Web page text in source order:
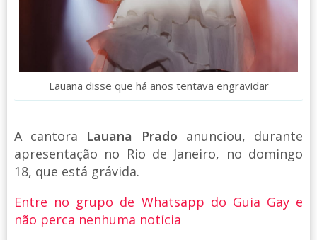
Lauana disse que há anos tentava engravidar
A cantora Lauana Prado anunciou, durante
apresentação no Rio de Janeiro, no domingo
18, que está grávida.
Entre no grupo de Whatsapp do Guia Gay e
não perca nenhuma notícia